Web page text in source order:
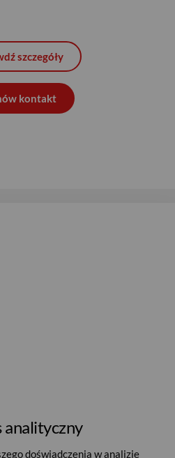
szczegóły
kontakt
analityczny
doświadczenia w analizie